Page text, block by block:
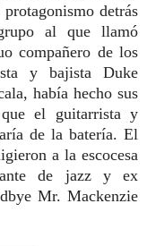
detrás
al que llamó
compañero de los
y bajista Duke
había hecho sus
el guitarrista y
de la batería. El
a la escocesa
de jazz y ex
Mr. Mackenzie